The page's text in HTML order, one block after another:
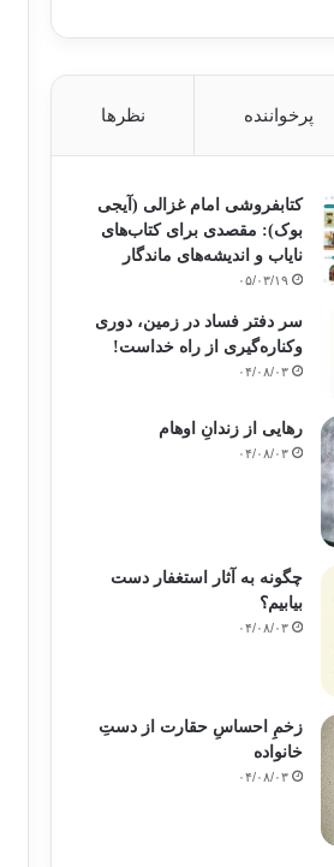
پرخواننده نظرها
کتابفروشی امام غزالی (آیجی
بوک): مقصدی برای کتاب‌های
نایاب و اندیشه‌های ماندگار
۰۵/۰۳/۱۹
سر دفتر فساد در زمین‌، دوری
وکناره‌گیری از راه خداست‌!
۰۴/۰۸/۰۳
رهایی از زندانِ اوهام
۰۴/۰۸/۰۳
چگونه به آثار استغفار دست
بیابیم؟
۰۴/۰۸/۰۳
زخمِ احساسِ حقارت از دستِ
خانواده
۰۴/۰۸/۰۳